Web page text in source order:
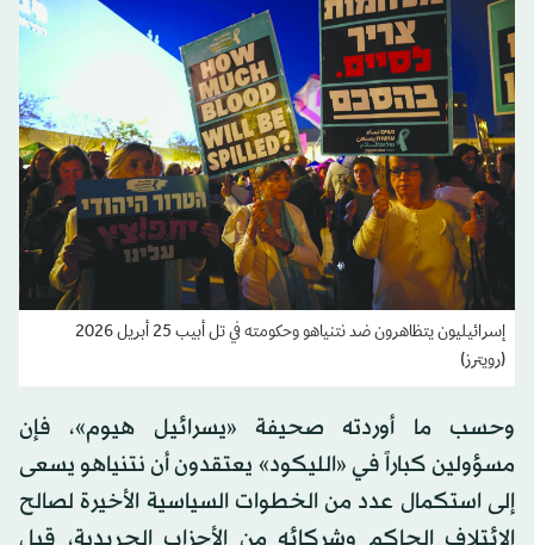
إسرائيليون يتظاهرون ضد نتنياهو وحكومته في تل أبيب 25 أبريل 2026
(رويترز)
وحسب ما أوردته صحيفة «يسرائيل هيوم»، فإن
مسؤولين كباراً في «الليكود» يعتقدون أن نتنياهو يسعى
إلى استكمال عدد من الخطوات السياسية الأخيرة لصالح